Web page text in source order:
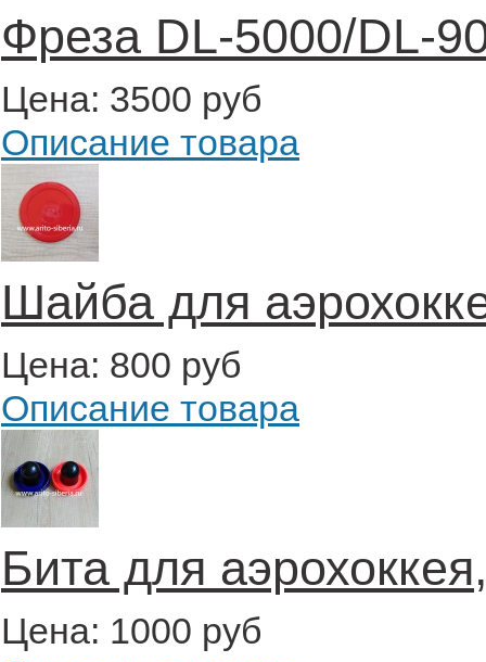
Фреза DL-5000/DL-
Цена: 3500 руб
Описание товара
Шайба для
Цена: 800 руб
Описание товара
Бита для
Цена: 1000 руб